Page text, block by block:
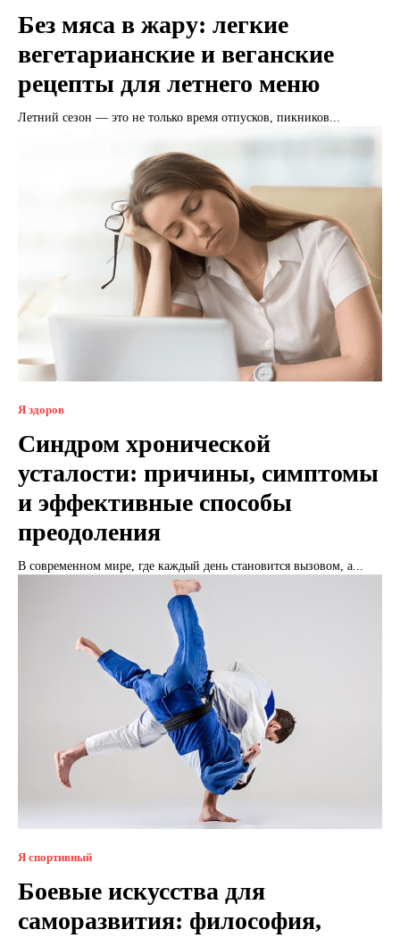
Без мяса в жару: легкие
вегетарианские и веганские
рецепты для летнего меню
Летний сезон — это не только время отпусков, пикников...
Я здоров
Синдром хронической
усталости: причины, симптомы
и эффективные способы
преодоления
В современном мире, где каждый день становится вызовом, а...
Я спортивный
Боевые искусства для
саморазвития: философия,